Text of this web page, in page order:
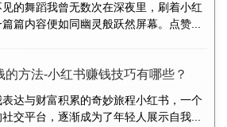
的舞蹈我曾无数次在深夜里，刷着小红
篇内容便如同幽灵般跃然屏幕。点赞...
方法-小红书赚钱技巧有哪些？
达与财富积累的奇妙旅程小红书，一个
交平台，逐渐成为了年轻人展示自我...